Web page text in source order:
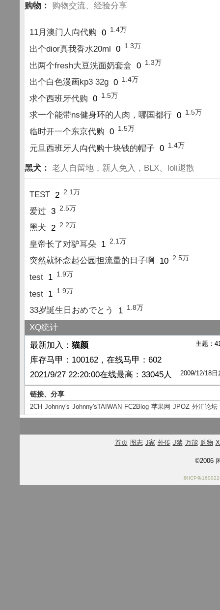
购物： 购物交流、经验分享
11月澳门人禸代购 0 1.4万
出个dior真我香水20ml 0 1.3万
出两个fresh大豆洗面奶套盒 0 1.3万
出个白色漫画kp3 32g 0 1.4万
求个西班牙代购 0 1.5万
求一个能带ns健身环的人肉，哪国都行 0 1.5万
临时开一个东京代购 0 1.5万
元旦西班牙人禸代购十块钱的帽子 0 1.4万
黑犬： 老人自留地，新人免入，BLX、loli退散
TEST 2 2.1万
爱过 3 2.5万
黑犬 2 2.2万
皇帝长了对驴耳朵 1 2.1万
突然就怀念起公园担流量的日子啊 10 2.5万
test 1 1.9万
test 1 1.9万
33岁誕生日おめでとう 1 1.8万
XQ统计
主题：
最新加入： 猫颜
库存马甲：100162，在线马甲：602
2009/12/18
2021/9/27 22:20:00在线最高：33045人
链接、分享
2CH Johnny's Johnny'sTAIWAN FC2Blog 苹果网 JPOZ 外汇论坛
首页 图志 J家 外传 J禁 万能 购物
©2006
黔ICP备